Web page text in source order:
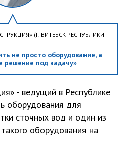
(Г. ВИТЕБСК РЕСПУБЛИКИ
не просто оборудование, а
решение под задачу»
- ведущий в Республике
оборудования для
сточных вод и один из
оборудования на